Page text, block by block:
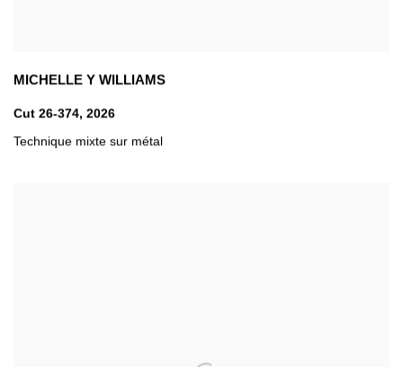
MICHELLE Y WILLIAMS
Cut 26-374, 2026
Technique mixte sur métal